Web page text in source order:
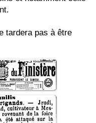
tardera pas à être